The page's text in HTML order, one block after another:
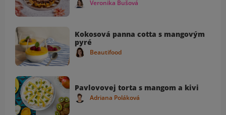
Veronika Bušová
Kokosová panna cotta s mangovým
pyré
Beautifood
Pavlovovej torta s mangom a kivi
Adriana Poláková